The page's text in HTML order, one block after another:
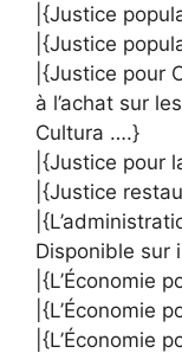
|{Justice
|{Justice
|{Justice pour
à l’achat sur
Cultura ….}
|{Justice pour
|{Justice
Disponible sur
|{L’Économie
|{L’Économie
|{L’Économie